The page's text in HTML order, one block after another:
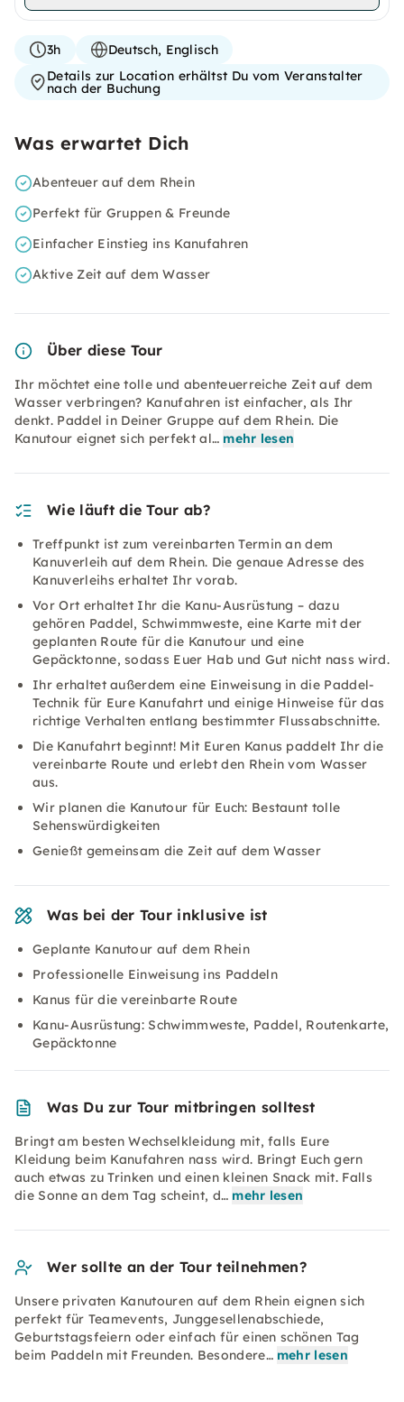
3h
Deutsch, Englisch
Details zur Location erhältst Du vom Veranstalter
nach der Buchung
Was erwartet Dich
Abenteuer auf dem Rhein
Perfekt für Gruppen & Freunde
Einfacher Einstieg ins Kanufahren
Aktive Zeit auf dem Wasser
Über diese Tour
Ihr möchtet eine tolle und abenteuerreiche Zeit auf dem
Wasser verbringen? Kanufahren ist einfacher, als Ihr
denkt. Paddel in Deiner Gruppe auf dem Rhein. Die
Kanutour eignet sich perfekt al… mehr lesen
Wie läuft die Tour ab?
Treffpunkt ist zum vereinbarten Termin an dem
Kanuverleih auf dem Rhein. Die genaue Adresse des
Kanuverleihs erhaltet Ihr vorab.
Vor Ort erhaltet Ihr die Kanu-Ausrüstung – dazu
gehören Paddel, Schwimmweste, eine Karte mit der
geplanten Route für die Kanutour und eine
Gepäcktonne, sodass Euer Hab und Gut nicht nass wird.
Ihr erhaltet außerdem eine Einweisung in die Paddel-
Technik für Eure Kanufahrt und einige Hinweise für das
richtige Verhalten entlang bestimmter Flussabschnitte.
Die Kanufahrt beginnt! Mit Euren Kanus paddelt Ihr die
vereinbarte Route und erlebt den Rhein vom Wasser
aus.
Wir planen die Kanutour für Euch: Bestaunt tolle
Sehenswürdigkeiten
Genießt gemeinsam die Zeit auf dem Wasser
Was bei der Tour inklusive ist
Geplante Kanutour auf dem Rhein
Professionelle Einweisung ins Paddeln
Kanus für die vereinbarte Route
Kanu-Ausrüstung: Schwimmweste, Paddel, Routenkarte,
Gepäcktonne
Was Du zur Tour mitbringen solltest
Bringt am besten Wechselkleidung mit, falls Eure
Kleidung beim Kanufahren nass wird. Bringt Euch gern
auch etwas zu Trinken und einen kleinen Snack mit. Falls
die Sonne an dem Tag scheint, d… mehr lesen
Wer sollte an der Tour teilnehmen?
Unsere privaten Kanutouren auf dem Rhein eignen sich
perfekt für Teamevents, Junggesellenabschiede,
Geburtstagsfeiern oder einfach für einen schönen Tag
beim Paddeln mit Freunden. Besondere… mehr lesen